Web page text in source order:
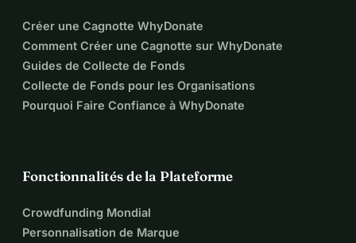
Créer une Cagnotte WhyDonate
Comment Créer une Cagnotte sur WhyDonate
Guides de Collecte de Fonds
Collecte de Fonds pour les Organisations
Pourquoi Faire Confiance à WhyDonate
Fonctionnalités de la Plateforme
Crowdfunding Mondial
Personnalisation de Marque